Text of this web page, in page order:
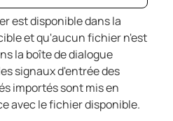
est disponible dans la
et qu'aucun fichier n'est
la boîte de dialogue
signaux d'entrée des
importés sont mis en
avec le fichier disponible.